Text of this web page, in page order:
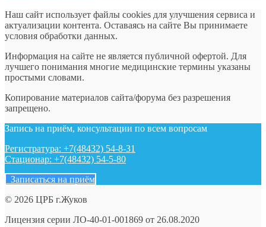
Наш сайт использует файлы cookies для улучшения сервиса и
актуализации контента. Оставаясь на сайте Вы принимаете
условия обработки данных.
Информация на сайте не является публичной офертой. Для
лучшего понимания многие медицинские термины указаны
простыми словами.
Копирование материалов сайта/форума без разрешения
запрещено.
Запись на приём, консультации по всем вопросам
Регистратура: +7(48432) 54-8-31
Стационар: +7(48432) 54-5-80
Записаться на приём
© 2026 ЦРБ г.Жуков
Лицензия серии ЛО-40-01-001869 от 26.08.2020